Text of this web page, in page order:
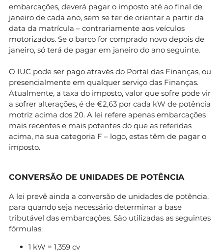
embarcações, deverá pagar o imposto até ao final de
janeiro de cada ano, sem se ter de orientar a partir da
data da matrícula – contrariamente aos veículos
motorizados. Se o barco for comprado novo depois de
janeiro, só terá de pagar em janeiro do ano seguinte.
O IUC pode ser pago através do Portal das Finanças, ou
presencialmente em qualquer serviço das Finanças.
Atualmente, a taxa do imposto, valor que sofre pode vir
a sofrer alterações, é de €2,63 por cada kW de potência
motriz acima dos 20. A lei refere apenas embarcações
mais recentes e mais potentes do que as referidas
acima, na sua categoria F – logo, estas têm de pagar o
imposto.
CONVERSÃO DE UNIDADES DE POTÊNCIA
A lei prevê ainda a conversão de unidades de potência,
para quando seja necessário determinar a base
tributável das embarcações. São utilizadas as seguintes
fórmulas:
1 kW = 1,359 cv